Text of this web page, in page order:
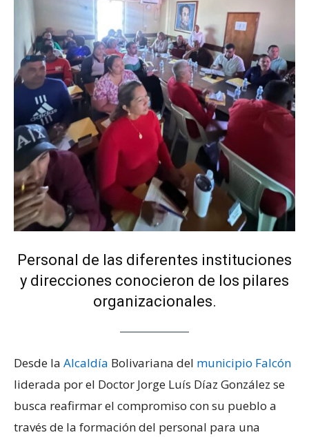
Personal de las diferentes instituciones
y direcciones conocieron de los pilares
organizacionales.
Desde la Alcaldía Bolivariana del municipio Falcón
liderada por el Doctor Jorge Luís Díaz González se
busca reafirmar el compromiso con su pueblo a
través de la formación del personal para una